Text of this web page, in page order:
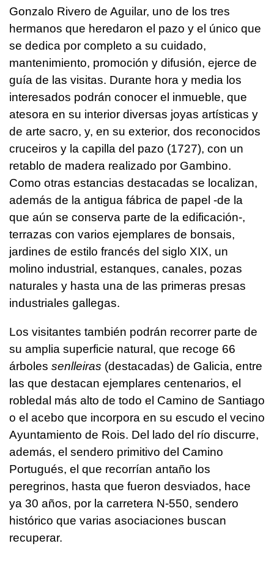
Gonzalo Rivero de Aguilar, uno de los tres
hermanos que heredaron el pazo y el único que
se dedica por completo a su cuidado,
mantenimiento, promoción y difusión, ejerce de
guía de las visitas. Durante hora y media los
interesados podrán conocer el inmueble, que
atesora en su interior diversas joyas artísticas y
de arte sacro, y, en su exterior, dos reconocidos
cruceiros y la capilla del pazo (1727), con un
retablo de madera realizado por Gambino.
Como otras estancias destacadas se localizan,
además de la antigua fábrica de papel -de la
que aún se conserva parte de la edificación-,
terrazas con varios ejemplares de bonsais,
jardines de estilo francés del siglo XIX, un
molino industrial, estanques, canales, pozas
naturales y hasta una de las primeras presas
industriales gallegas.
Los visitantes también podrán recorrer parte de
su amplia superficie natural, que recoge 66
árboles senlleiras (destacadas) de Galicia, entre
las que destacan ejemplares centenarios, el
robledal más alto de todo el Camino de Santiago
o el acebo que incorpora en su escudo el vecino
Ayuntamiento de Rois. Del lado del río discurre,
además, el sendero primitivo del Camino
Portugués, el que recorrían antaño los
peregrinos, hasta que fueron desviados, hace
ya 30 años, por la carretera N-550, sendero
histórico que varias asociaciones buscan
recuperar.